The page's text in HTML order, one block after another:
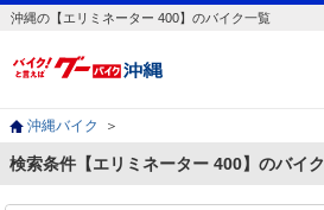
沖縄の【エリミネーター 400】のバイク一覧
沖縄バイク ＞
検索条件【エリミネーター 400】のバイク